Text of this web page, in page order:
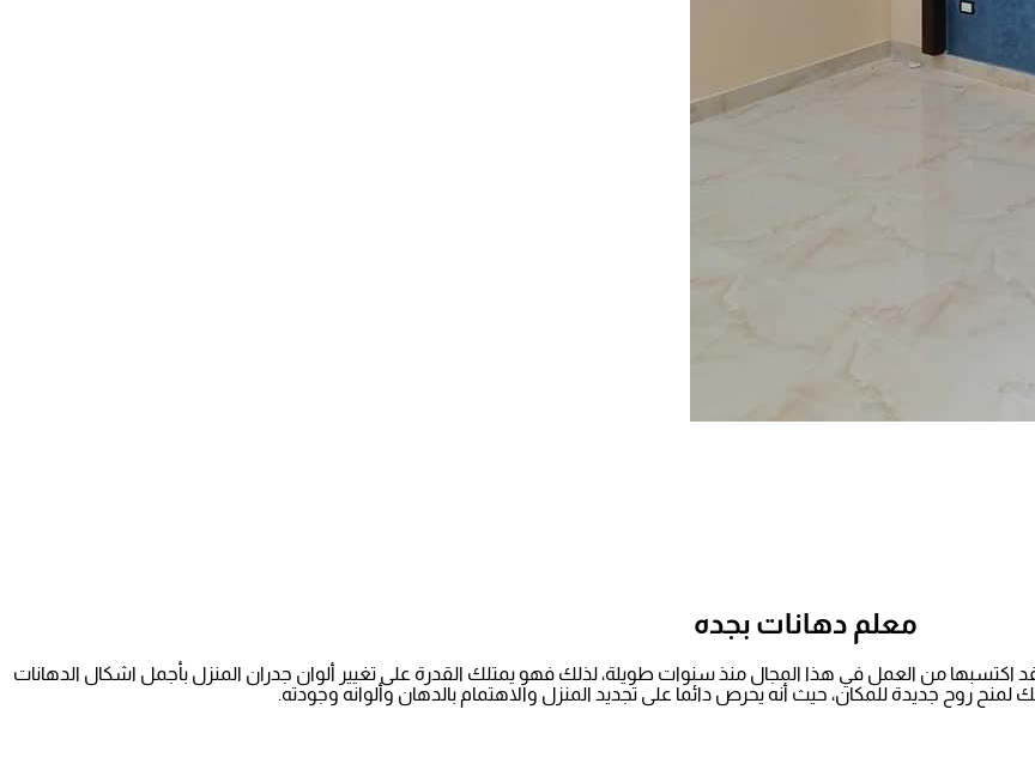
معلم دهانات بجده
اكتسبها من العمل في هذا المجال منذ سنوات طويلة، لذلك فهو يمتلك القدرة على تغيير ألوان جدران المنزل بأجمل اشكال الدهانات
لمنح روح جديدة للمكان، حيث أنه يحرص دائما على تجديد المنزل والاهتمام بالدهان وألوانه وجودته.